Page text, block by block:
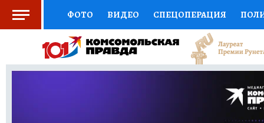
ФОТО ВИДЕО СПЕЦОПЕРАЦИЯ
СОЦПОДДЕРЖКА НАУКА СПОРТ
ВЫБОР ЭКСПЕРТОВ ДОКТОР
ПРОГНОЗЫ НА СПОРТ